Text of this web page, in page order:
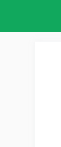
springen